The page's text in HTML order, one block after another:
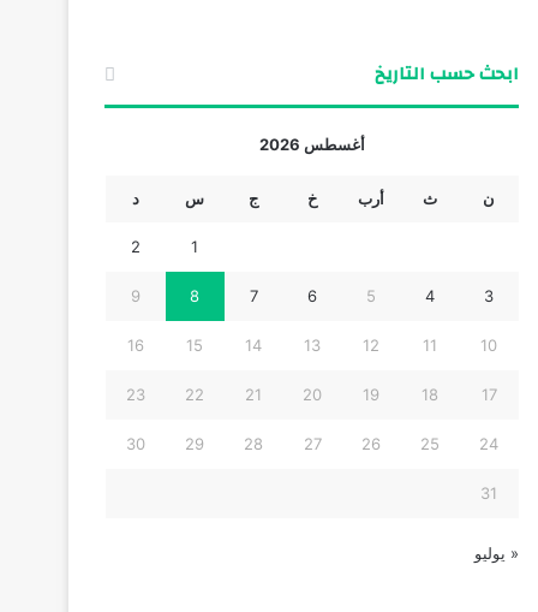
ابحث حسب التاريخ
أغسطس 2026
ن ث أرب خ ج س د
1
2
3
4
5
6
7
8
9
10
11
12
13
14
15
16
17
18
19
20
21
22
23
24
25
26
27
28
29
30
31
« يوليو